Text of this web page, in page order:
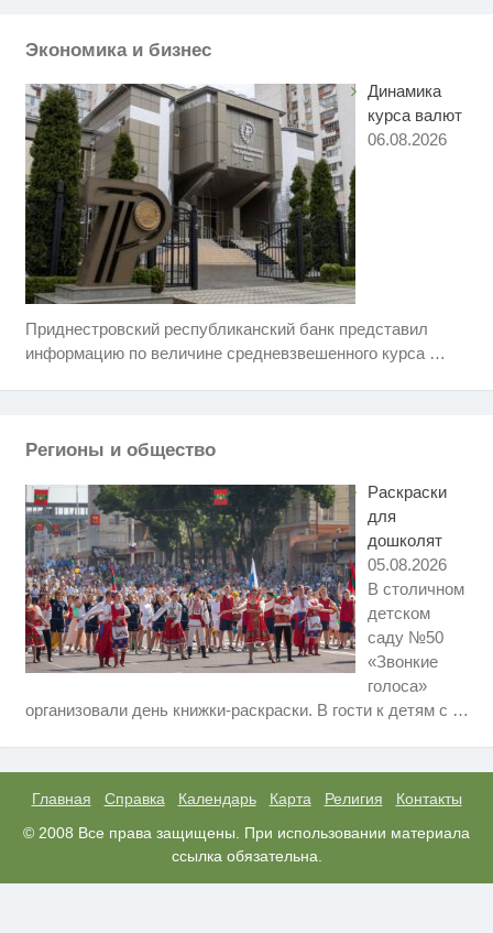
Экономика и бизнес
Динамика
курса валют
06.08.2026
Приднестровский республиканский банк представил
информацию по величине средневзвешенного курса …
Регионы и общество
Раскраски
для
дошколят
05.08.2026
В столичном
детском
саду №50
«Звонкие
голоса»
организовали день книжки-раскраски. В гости к детям с …
Главная Справка Календарь Карта Религия
Контакты
© 2008 Все права защищены. При использовании материала
ссылка обязательна.
своей жены
i
Королева вагона отожгла! Видео
Этот танец невесты оставит вас
Что стало причиной громкого
вы будете в шоке от увиденного
i
Ролик из Омска: вы будете
смеяться долго